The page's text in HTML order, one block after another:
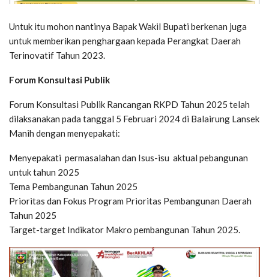
Untuk itu mohon nantinya Bapak Wakil Bupati berkenan juga
untuk memberikan penghargaan kepada Perangkat Daerah
Terinovatif Tahun 2023.
Forum Konsultasi Publik
Forum Konsultasi Publik Rancangan RKPD Tahun 2025 telah
dilaksanakan pada tanggal 5 Februari 2024 di Balairung Lansek
Manih dengan menyepakati:
Menyepakati permasalahan dan Isus-isu aktual pebangunan
untuk tahun 2025
Tema Pembangunan Tahun 2025
Prioritas dan Fokus Program Prioritas Pembangunan Daerah
Tahun 2025
Target-target Indikator Makro pembangunan Tahun 2025.